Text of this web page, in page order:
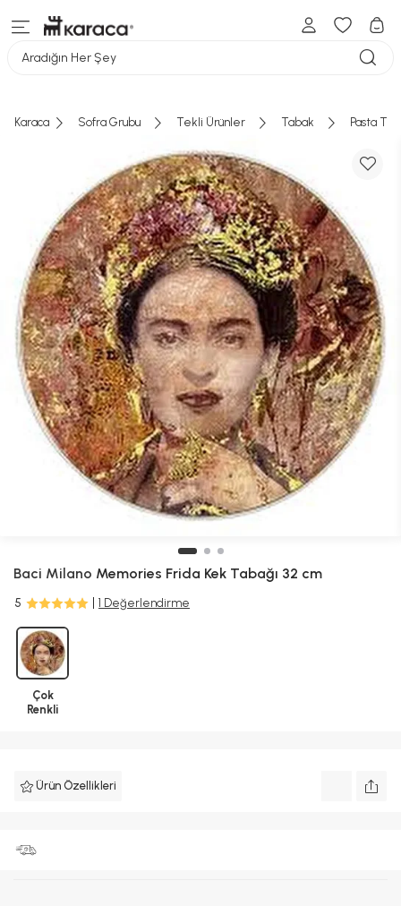
Aradığın Her Şey
Karaca Sofra Grubu Tekli Ürünler Tabak Pasta
Baci Milano Memories Frida Kek Tabağı 32 cm
5 1 Değerlendirme
Çok
Renkli
Ürün Özellikleri